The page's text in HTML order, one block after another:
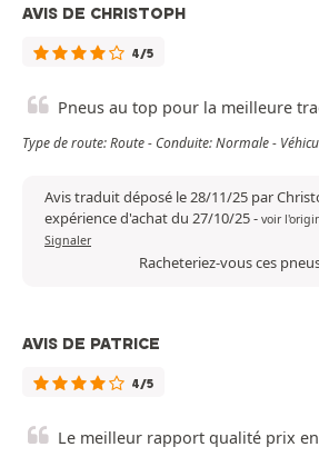
AVIS DE CHRISTOPH
4/5
Pneus au top pour la meilleure
Type de route: Route - Conduite: Normale -
Avis traduit déposé le 28/11/25 par
expérience d'achat du 27/10/25- voir
Signaler
Racheteriez-vous ces
AVIS DE PATRICE
4/5
Le meilleur rapport qualité prix